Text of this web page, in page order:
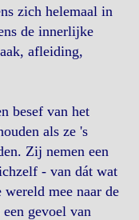
zich helemaal in
de innerlijke
afleiding,
besef van het
als ze 's
Zij nemen een
- van dát wat
mee naar de
gevoel van